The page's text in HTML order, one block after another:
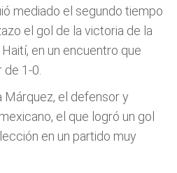
mediado el segundo tiempo
el gol de la victoria de la
en un encuentro que
1-0.
Márquez, el defensor y
el que logró un gol
en un partido muy